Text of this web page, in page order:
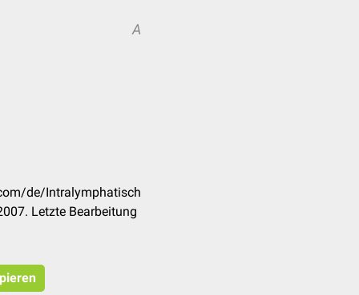
A
de/Intralymphatisch
Letzte Bearbeitung